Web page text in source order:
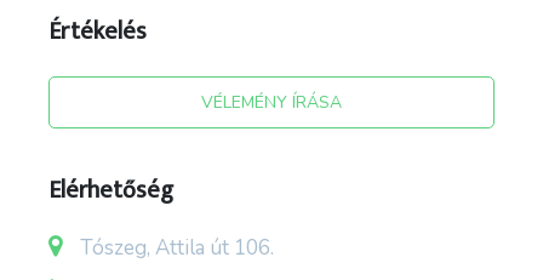
tó teljes partszakasza szabadon horgászható, a
helyek érkezési sorrendben foglalhatók el. A
tudatos egyesületi munkának köszönhetően,
gazdag halállomány várja a horgászokat,
folyamatos telepítés és a kiváló ívási viszonyok
élet jellemez, hiszen az egyesület évi szinten 8-
Értékelés
VÉLEMÉNY ÍRÁSA
Elérhetőség
Tószeg, Attila út 106.